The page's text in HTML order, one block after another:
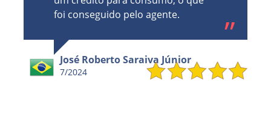
foi conseguido pelo agente.
José Roberto Saraiva Júnior
7/2024